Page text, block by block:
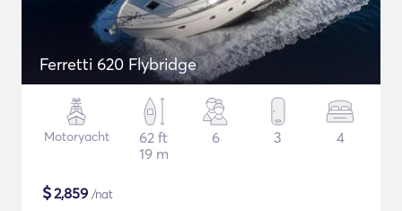
Ferretti 620 Flybridge
Motoryacht
62 ft
19 m
6 3 4
$2,859 /nat